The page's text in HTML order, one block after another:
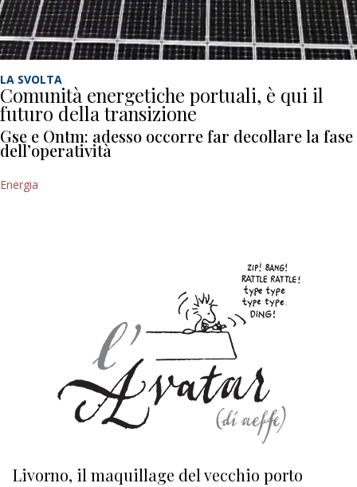
LA SVOLTA
Comunità energetiche portuali, è qui il
futuro della transizione
Gse e Ontm: adesso occorre far decollare la fase
dell’operatività
Energia
Livorno, il maquillage del vecchio porto